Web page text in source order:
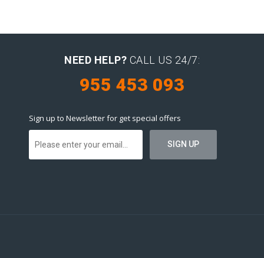
NEED HELP? CALL US 24/7:
955 453 093
Sign up to Newsletter for get special offers